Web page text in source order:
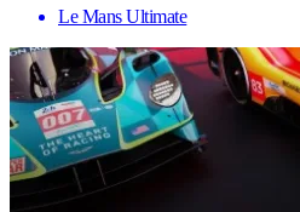
Le Mans Ultimate